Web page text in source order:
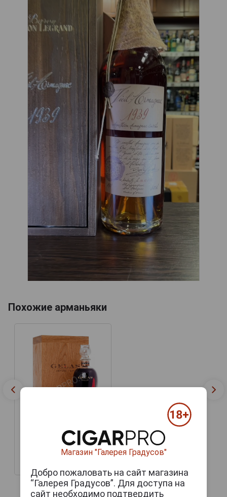
Похожие арманьяки
Арманьяк Барон Г.
Легран 1939 года 0.7л в
подарочной упаковке
Магазин "Галерея Градусов"
Добро пожаловать на сайт магазина
“Галерея Градусов”. Для доступа на
сайт необходимо подтвердить